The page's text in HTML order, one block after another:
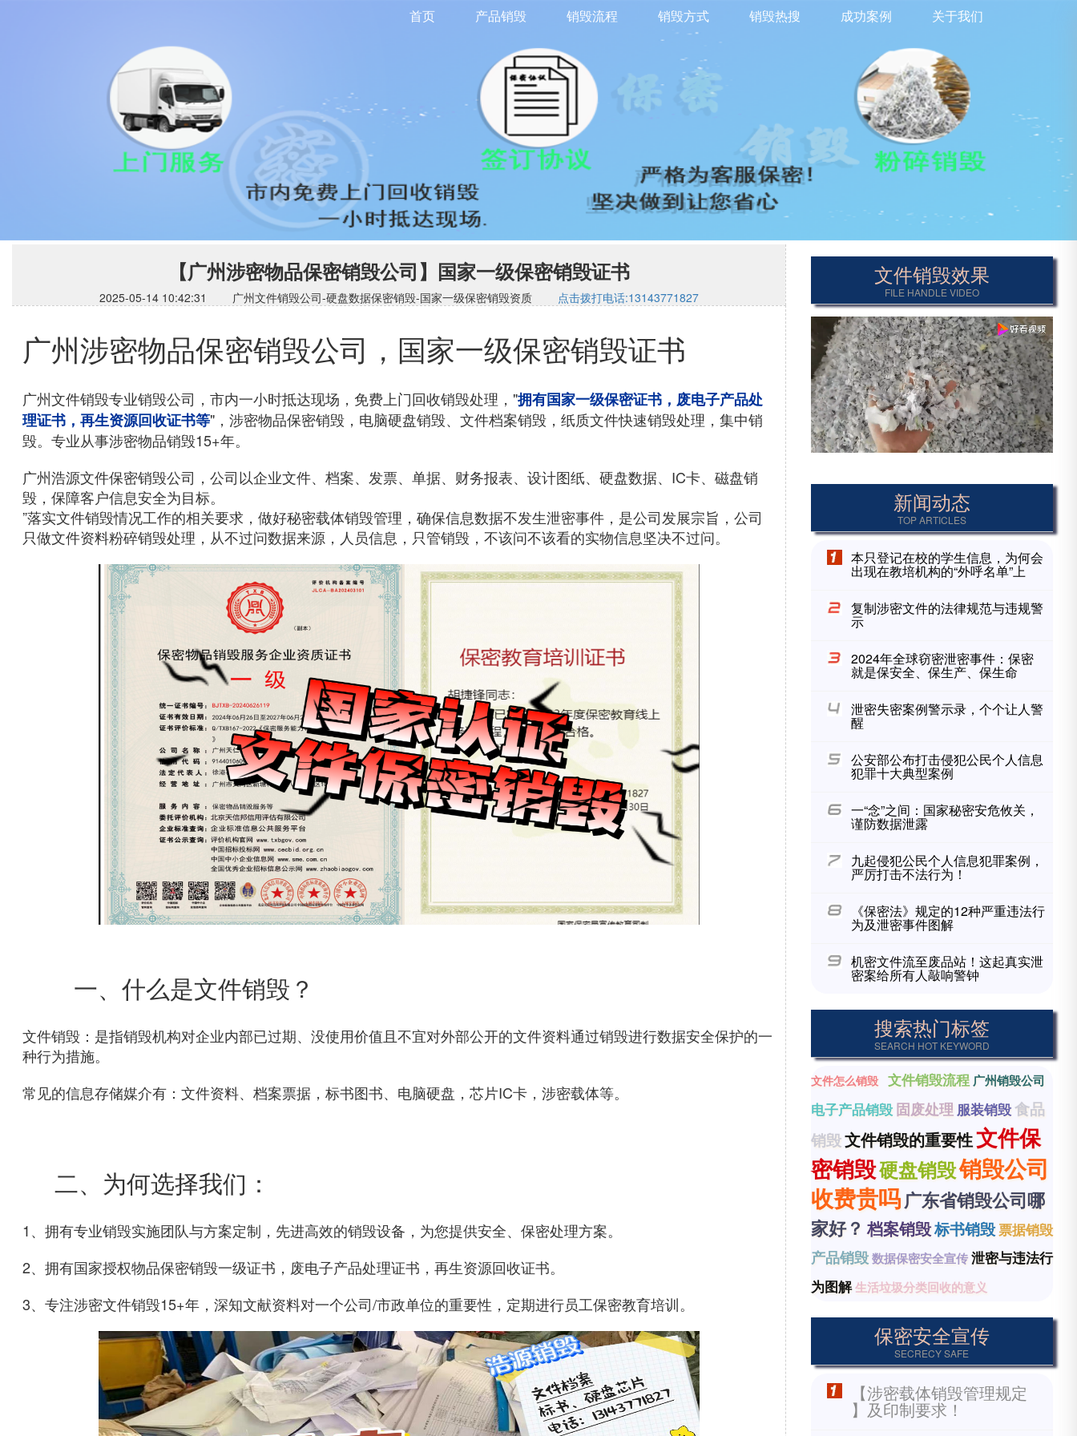
首页 产品销毁 销毁流程 销毁方式 销毁热搜 成功案例 关于我们
【广州涉密物品保密销毁公司】国家一级保密销毁证书
2025-05-14 10:42:31 广州文件销毁公司-硬盘数据保密销毁-国家一级保密销毁资质 点击拨打电话:13143771827
广州涉密物品保密销毁公司，国家一级保密销毁证书
广州文件销毁专业销毁公司，市内一小时抵达现场，免费上门回收销毁处理，"拥有国家一级保密证书，废电子产品处
理证书，再生资源回收证书等"，涉密物品保密销毁，电脑硬盘销毁、文件档案销毁，纸质文件快速销毁处理，集中销
毁。专业从事涉密物品销毁15+年。
广州浩源文件保密销毁公司，公司以企业文件、档案、发票、单据、财务报表、设计图纸、硬盘数据、IC卡、磁盘销
毁，保障客户信息安全为目标。
”落实文件销毁情况工作的相关要求，做好秘密载体销毁管理，确保信息数据不发生泄密事件，是公司发展宗旨，公司
只做文件资料粉碎销毁处理，从不过问数据来源，人员信息， 只管销毁，不该问不该看的实物信息坚决不过问。
一、什么是文件销毁？
文件销毁：是指销毁机构对企业内部已过期、没使用价值且不宜对外部公开的文件资料通过销毁进行数据安全保护的一
种行为措施。
常见的信息存储媒介有：文件资料、档案票据，标书图书、电脑硬盘，芯片IC卡，涉密载体等。
二、为何选择我们：
1、拥有专业销毁实施团队与方案定制，先进高效的销毁设备，为您提供安全、保密处理方案。
2、拥有国家授权物品保密销毁一级证书，废电子产品处理证书，再生资源回收证书。
3、 专注涉密文件销毁15+年，深知文献资料对一个公司/市政单位的重要性，定期进行员工保密教育培训。
文件销毁效果
FILE HANDLE VIDEO
新闻动态
TOP ARTICLES
本只登记在校的学生信息，为何会
出现在教培机构的“外呼名单”上
复制涉密文件的法律规范与违规警
示
2024年全球窃密泄密事件：保密
就是保安全、保生产、保生命
泄密失密案例警示录，个个让人警
醒
公安部公布打击侵犯公民个人信息
犯罪十大典型案例
一“念”之间：国家秘密安危攸关，
谨防数据泄露
九起侵犯公民个人信息犯罪案例，
严厉打击不法行为！
《保密法》规定的12种严重违法行
为及泄密事件图解
机密文件流至废品站！这起真实泄
密案给所有人敲响警钟
搜索热门标签
SEARCH HOT KEYWORD
文件怎么销毁 文件销毁流程 广州销毁公司
电子产品销毁 固废处理 服装销毁 食品
销毁文件销毁的重要性文件保
密销毁硬盘销毁销毁公司
收费贵吗广东省销毁公司哪
家好？ 档案销毁标书销毁 票据销毁
产品销毁数据保密安全宣传泄密与违法行
为图解生活垃圾分类回收的意义
保密安全宣传
SECRECY SAFE
【涉密载体销毁管理规定
】及印制要求！